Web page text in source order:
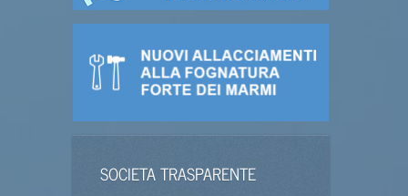
SOCIETA TRASPARENTE